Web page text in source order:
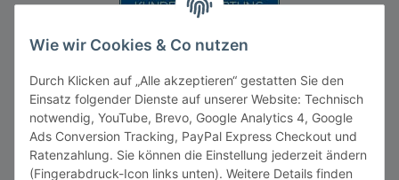
Wie wir Cookies & Co nutzen
Durch Klicken auf „Alle akzeptieren“ gestatten Sie den
Einsatz folgender Dienste auf unserer Website: Technisch
notwendig, YouTube, Brevo, Google Analytics 4, Google
Ads Conversion Tracking, PayPal Express Checkout und
Ratenzahlung. Sie können die Einstellung jederzeit ändern
(Fingerabdruck-Icon links unten). Weitere Details finden
Vertrag widerrufen